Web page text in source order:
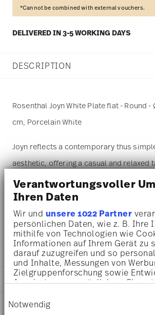
Verantwortungsvoller
Ihren Daten
Wir und unsere 1022 Partner
persönlichen Daten, wie z. B. Ihre
mithilfe von Technologien wie
Informationen auf Ihrem Gerät zu
darauf zuzugreifen und so
und Inhalte, Messungen von
Zielgruppenforschung sowie
Angeboten zu ermöglichen. Sie
Sie können Ihre Einwilligung
Cookie-Erklärung oder durch
Notwendig
*Cannot be combined with external vouchers.
DELIVERED IN 3-5 WORKING DAYS
DESCRIPTION
Rosenthal Joyn White Plate flat - Round -
cm, Porcelain White
Joyn reflects a contemporary thus
aesthetic, offering a casual and relaxed
dining at home. The combination of
the porcelain gives it a light and natural
modern touch.
DETAILS
Rosenthal
Joyn
DIMENSIONS
20,50 cm
CARE AND SAFETY INFORMATION